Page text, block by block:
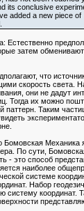
its conclusive
added a new piece of
Естественно
затем
что
скорость света.
они не дадут
Тогда их можно
паттерн. Таким
Бомовская Механика
По сути,
- это способ
наиболее
системе
Набор
систему координат.